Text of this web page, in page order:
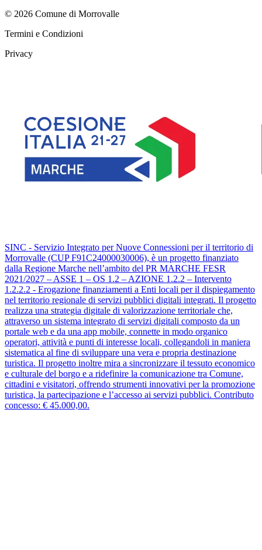
© 2026 Comune di Morrovalle
Termini e Condizioni
Privacy
SINC - Servizio Integrato per Nuove Connessioni per il territorio di
Morrovalle (CUP F91C24000030006), è un progetto finanziato
dalla Regione Marche nell’ambito del PR MARCHE FESR
2021/2027 – ASSE 1 – OS 1.2 – AZIONE 1.2.2 – Intervento
1.2.2.2 - Erogazione finanziamenti a Enti locali per il dispiegamento
nel territorio regionale di servizi pubblici digitali integrati. Il progetto
realizza una strategia digitale di valorizzazione territoriale che,
attraverso un sistema integrato di servizi digitali composto da un
portale web e da una app mobile, connette in modo organico
operatori, attività e punti di interesse locali, collegandoli in maniera
sistematica al fine di sviluppare una vera e propria destinazione
turistica. Il progetto inoltre mira a sincronizzare il tessuto economico
e culturale del borgo e a ridefinire la comunicazione tra Comune,
cittadini e visitatori, offrendo strumenti innovativi per la promozione
turistica, la partecipazione e l’accesso ai servizi pubblici. Contributo
concesso: € 45.000,00.